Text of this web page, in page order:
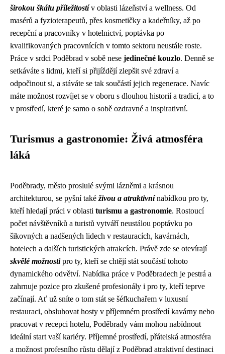
širokou škálu příležitostív oblasti lázeňství a wellness. Od
masérů a fyzioterapeutů, přes kosmetičky a kadeřníky, až po
recepční a pracovníky v hotelnictví, poptávka po
kvalifikovaných pracovnících v tomto sektoru neustále roste.
Práce v srdci Poděbrad v sobě nese jedinečné kouzlo. Denně se
setkáváte s lidmi, kteří si přijíždějí zlepšit své zdraví a
odpočinout si, a stáváte se tak součástí jejich regenerace. Navíc
máte možnost rozvíjet se v oboru s dlouhou historií a tradicí, a to
v prostředí, které je samo o sobě ozdravné a inspirativní.
Turismus a gastronomie: Živá atmosféra
láká
Poděbrady, město proslulé svými lázněmi a krásnou
architekturou, se pyšní také živou a atraktivnínabídkou pro ty,
kteří hledají práci v oblasti turismu a gastronomie. Rostoucí
počet návštěvníků a turistů vytváří neustálou poptávku po
šikovných a nadšených lidech v restauracích, kavárnách,
hotelech a dalších turistických atrakcích. Právě zde se otevírají
skvělé možnostipro ty, kteří se chtějí stát součástí tohoto
dynamického odvětví. Nabídka práce v Poděbradech je pestrá a
zahrnuje pozice pro zkušené profesionály i pro ty, kteří teprve
začínají. Ať už sníte o tom stát se šéfkuchařem v luxusní
restauraci, obsluhovat hosty v příjemném prostředí kavárny nebo
pracovat v recepci hotelu, Poděbrady vám mohou nabídnout
ideální start vaší kariéry. Příjemné prostředí, přátelská atmosféra
a možnost profesního růstu dělají z Poděbrad atraktivní destinaci